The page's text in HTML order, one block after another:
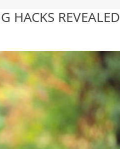
HACKS REVEALED